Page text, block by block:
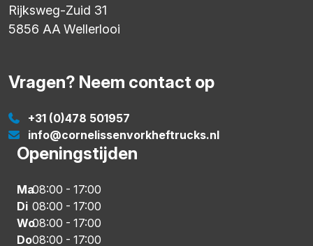
Rijksweg-Zuid 31
5856 AA Wellerlooi
Vragen? Neem contact op
+31 (0)478 501957
info@cornelissenvorkheftrucks.nl
Openingstijden
Ma08:00 - 17:00
Di 08:00 - 17:00
Wo08:00 - 17:00
Do08:00 - 17:00